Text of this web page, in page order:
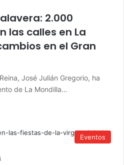
2.000
las calles en La
en el Gran
José Julián Gregorio, ha
de La Mondilla…
Eventos